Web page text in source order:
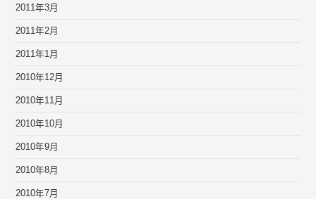
2011年3月
2011年2月
2011年1月
2010年12月
2010年11月
2010年10月
2010年9月
2010年8月
2010年7月